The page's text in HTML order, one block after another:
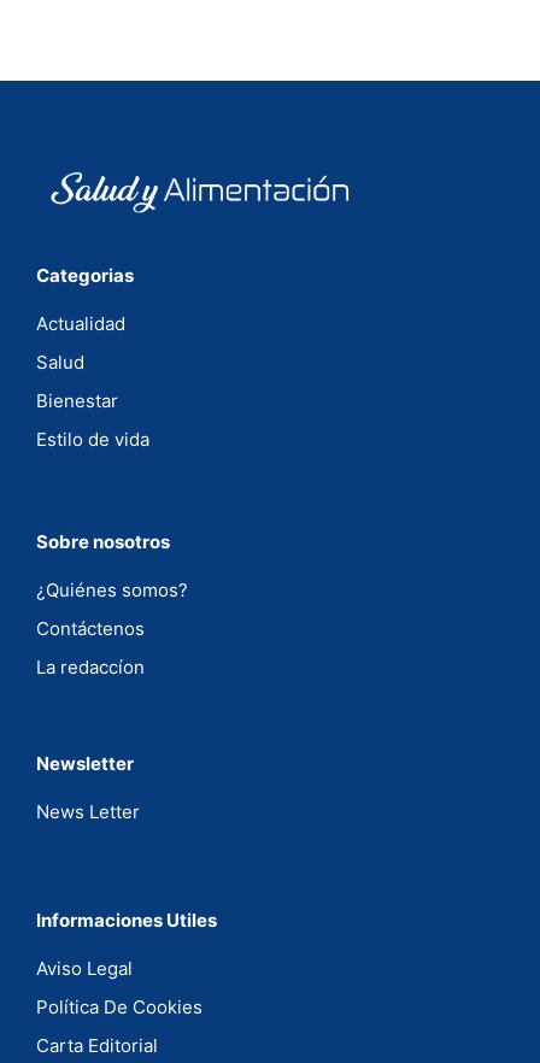
Categorias
Actualidad
Salud
Bienestar
Estilo de vida
Sobre nosotros
¿Quiénes somos?
Contáctenos
La redaccíon
Newsletter
News Letter
Informaciones Utiles
Aviso Legal
Política De Cookies
Carta Editorial